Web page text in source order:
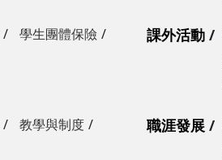
學生團體保險
課外活動
教學與制度
職涯發展